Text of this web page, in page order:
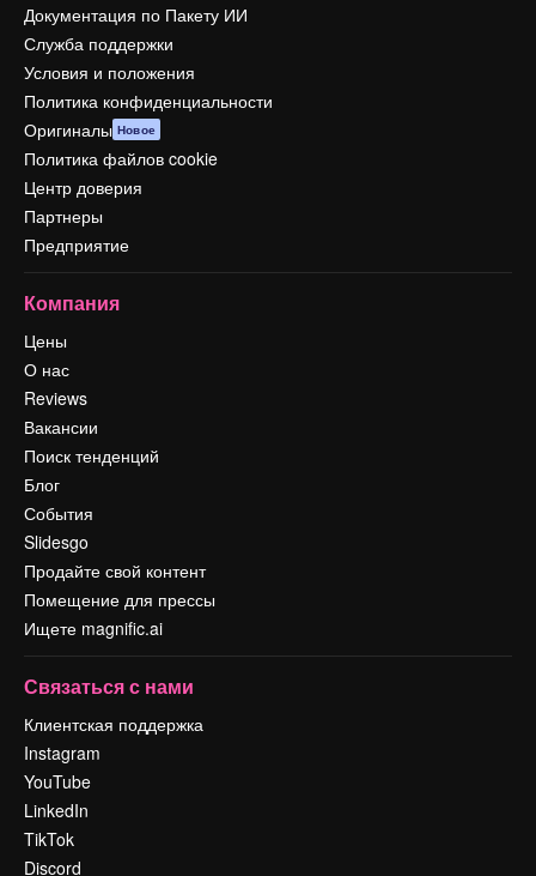
Документация по Пакету ИИ
Служба поддержки
Условия и положения
Политика конфиденциальности
Оригиналы Новое
Политика файлов cookie
Центр доверия
Партнеры
Предприятие
Компания
Цены
О нас
Reviews
Вакансии
Поиск тенденций
Блог
События
Slidesgo
Продайте свой контент
Помещение для прессы
Ищете magnific.ai
Связаться с нами
Клиентская поддержка
Instagram
YouTube
LinkedIn
TikTok
Discord